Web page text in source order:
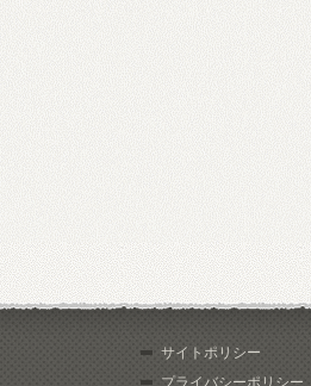
サイトポリシー
プライバシーポリシー